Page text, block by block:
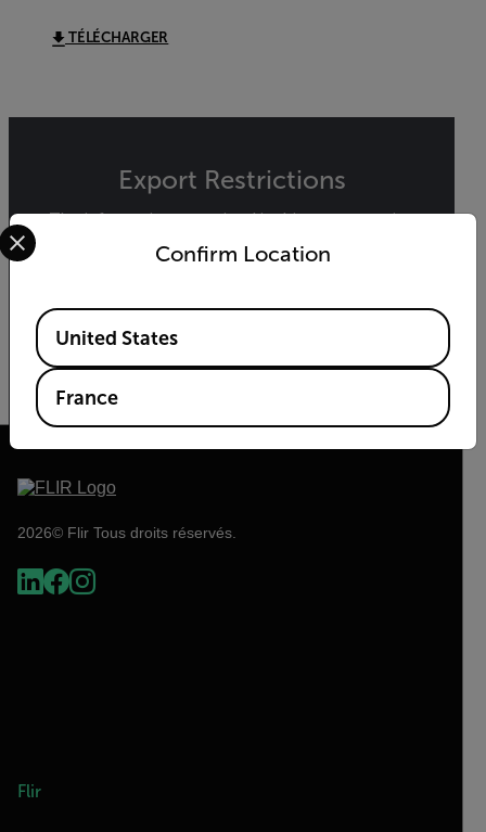
TÉLÉCHARGER
Export Restrictions
The information contained in this page pertains
to products that may be subject to the
International Traffic in Arms Regulations (ITAR)
Administration Regulations (EAR) (15 C.F.R.
Sections 730-774) depending upon
specifications for the final product; jurisdiction
and classification will be provided upon request.
2026© Flir Tous droits réservés.
Flir
Confirm Location
Select your preferred country and language from the
Available Locations
United States
France